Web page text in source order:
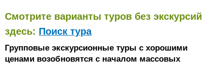
Смотрите варианты туров без экскурсий
здесь: Поиск тура
Групповые экскурсионные туры с хорошими
ценами возобновятся с началом массовых